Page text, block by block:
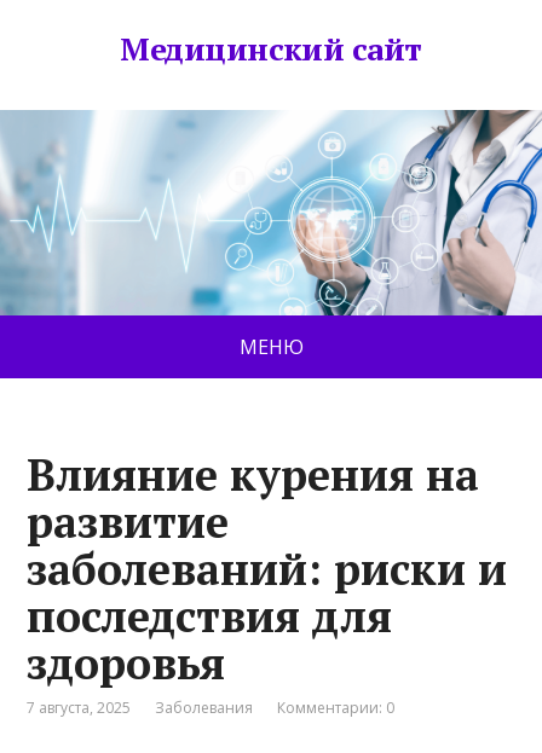
Медицинский сайт
МЕНЮ
Влияние курения на
развитие
заболеваний: риски и
последствия для
здоровья
7 августа, 2025 Заболевания Комментарии: 0